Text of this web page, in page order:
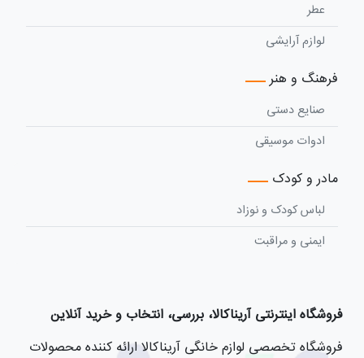
فروشگاه اینترنتی آریناکالا، بررسی، انتخاب و خرید آنلاین
فروشگاه تخصصی لوازم خانگی آریناکالا ارائه کننده محصولات
عطر
لوازم آرایشی
فرهنگ و هنر
صنایع دستی
ادوات موسیقی
مادر و کودک
لباس کودک و نوزاد
ایمنی و مراقبت